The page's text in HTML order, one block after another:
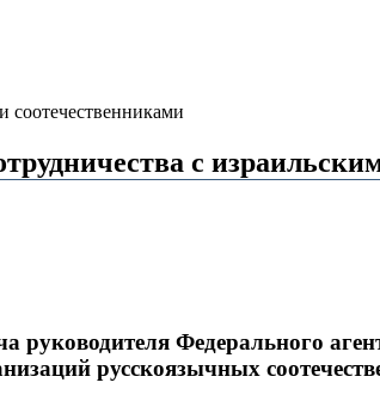
соотечественниками
с
руководителя Федерального
русскоязычных